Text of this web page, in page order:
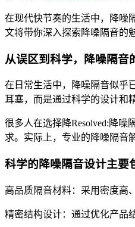
在现代快节奏的生活中，降噪
文将带你深入探索降噪隔音的
从误区到科学，降噪隔音
在日常生活中，降噪隔音似乎
耳塞，而是通过科学的设计和
很多人在选择降Resolved:降
求。实际上，专业的降噪隔音
科学的降噪隔音设计主要
高品质隔音材料：采用密度高
精密结构设计：通过优化产品